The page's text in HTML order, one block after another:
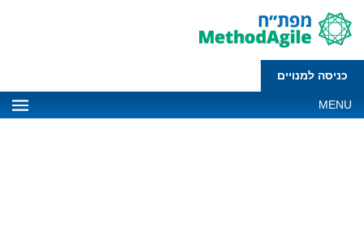
כניסה למנויים
MENU